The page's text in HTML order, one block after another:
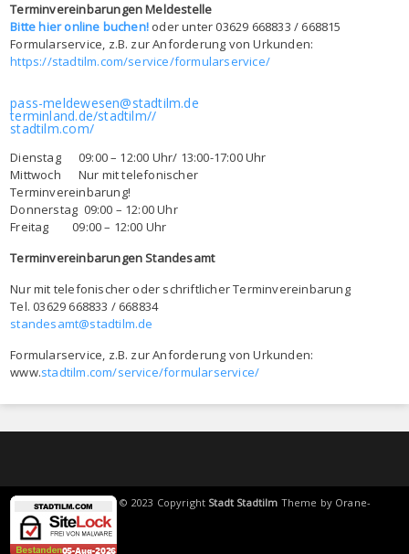
Terminvereinbarungen Meldestelle
Bitte hier online buchen! oder unter 03629 668833 / 668815
Formularservice, z.B. zur Anforderung von Urkunden:
https://stadtilm.com/service/formularservice/
pass-meldewesen@stadtilm.de
terminland.de/stadtilm//
stadtilm.com/
Dienstag 09:00 – 12:00 Uhr/ 13:00-17:00 Uhr
Mittwoch Nur mit telefonischer
Terminvereinbarung!
Donnerstag 09:00 – 12:00 Uhr
Freitag 09:00 – 12:00 Uhr
Terminvereinbarungen Standesamt
Nur mit telefonischer oder schriftlicher Terminvereinbarung
Tel. 03629 668833 / 668834
standesamt@stadtilm.de
Formularservice, z.B. zur Anforderung von Urkunden:
www.stadtilm.com/service/formularservice/
© 2023 Copyright Stadt Stadtilm Theme by Orane-